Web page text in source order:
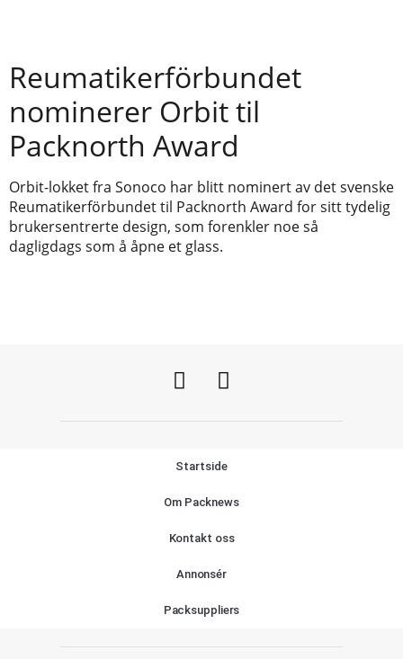
Reumatikerförbundet
nominerer Orbit til
Packnorth Award
Orbit-lokket fra Sonoco har blitt nominert av det svenske
Reumatikerförbundet til Packnorth Award for sitt tydelig
brukersentrerte design, som forenkler noe så
dagligdags som å åpne et glass.
Startside
Om Packnews
Kontakt oss
Annonsér
Packsuppliers